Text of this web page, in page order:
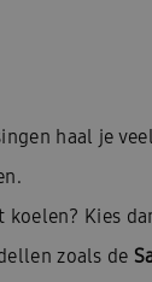
haal je
Kies
zoals de